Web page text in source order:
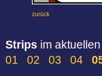
zurück
Strips im
01
02 03 04